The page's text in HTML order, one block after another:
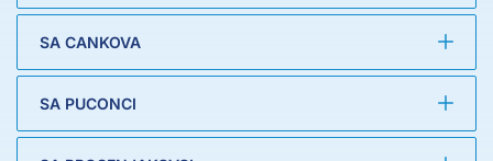
SA CANKOVA
SA PUCONCI